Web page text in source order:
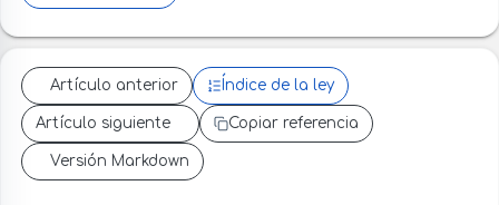
Artículo anterior Índice de la ley
Artículo siguiente Copiar referencia
Versión Markdown